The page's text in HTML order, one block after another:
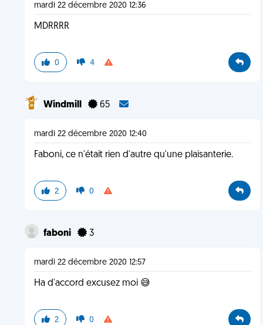
mardi 22 décembre 2020 12:36
MDRRRR
0 4
Windmill 65
mardi 22 décembre 2020 12:40
Faboni, ce n'était rien d'autre qu'une plaisanterie.
2 0
faboni 3
mardi 22 décembre 2020 12:57
Ha d'accord excusez moi 😅
2 0